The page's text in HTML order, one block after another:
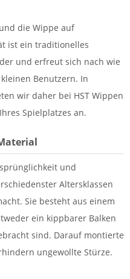
die Wippe auf
ist ein traditionelles
und erfreut sich nach wie
Benutzern. In
wir daher bei HST Wippen
Spielplatzes an.
und
Altersklassen
Sie besteht aus einem
ein kippbarer Balken
sind. Darauf montierte
ungewollte Stürze.